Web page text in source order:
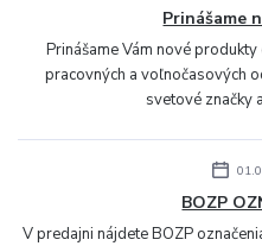
Prinášame
Prinášame Vám nové
pracovných a voľnočasových
svetové značky
BOZP
V predajni nájdete BOZP